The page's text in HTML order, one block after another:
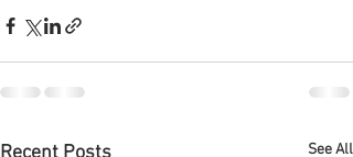
See All